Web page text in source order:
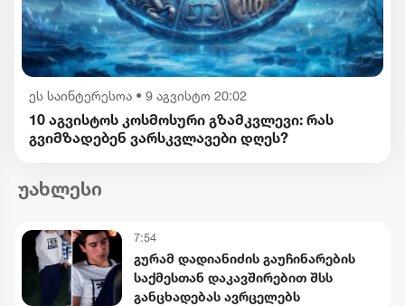
ეს საინტერესოა • 9 აგვისტო 20:02
10 აგვისტოს კოსმოსური გზამკვლევი: რას
გვიმზადებენ ვარსკვლავები დღეს?
უახლესი
7:54
გურამ დადიანიძის გაუჩინარების
საქმესთან დაკავშირებით შსს
განცხადებას ავრცელებს